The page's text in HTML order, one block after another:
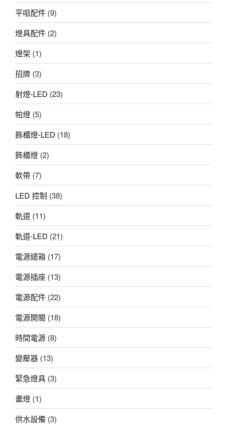
平咀配件 (9)
燈具配件 (2)
燈架 (1)
招牌 (3)
射燈-LED (23)
帕燈 (5)
飾櫃燈-LED (18)
飾櫃燈 (2)
軟帶 (7)
LED 控制 (38)
軌道 (11)
軌道-LED (21)
電源總箱 (17)
電源插座 (13)
電源配件 (22)
電源開關 (18)
時間電源 (8)
變壓器 (13)
緊急燈具 (3)
畫燈 (1)
供水設備 (3)